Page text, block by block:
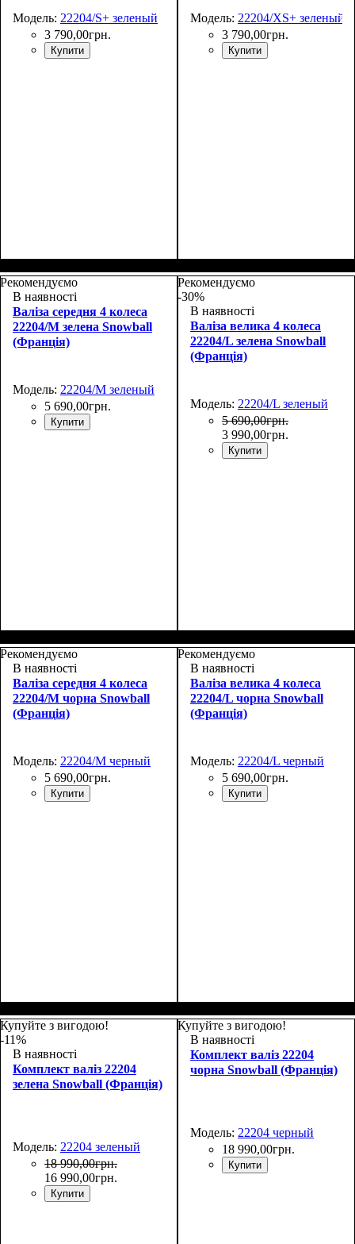
Модель: 22204/S+ зеленый
3 790,00грн.
Купити
55х37х20+5
Модель: 22204/XS+ зеленый
3 790,00грн.
Купити
48х30х20+5
Рекомендуємо
В наявності
Валіза середня 4 колеса
22204/M зелена Snowball
(Франція)
Модель: 22204/M зеленый
5 690,00грн.
Купити
69х43х27+4
Рекомендуємо
-30%
В наявності
Валіза велика 4 колеса
22204/L зелена Snowball
(Франція)
Модель: 22204/L зеленый
5 690,00грн.
3 990,00грн.
Купити
80х48х30+4
Рекомендуємо
В наявності
Валіза середня 4 колеса
22204/M чорна Snowball
(Франція)
Модель: 22204/M черный
5 690,00грн.
Купити
69х43х27+4
Рекомендуємо
В наявності
Валіза велика 4 колеса
22204/L чорна Snowball
(Франція)
Модель: 22204/L черный
5 690,00грн.
Купити
80х48х30+4
Купуйте з вигодою!
-11%
В наявності
Комплект валіз 22204
зелена Snowball (Франція)
Модель: 22204 зеленый
18 990,00грн.
16 990,00грн.
Купити
Купуйте з вигодою!
В наявності
Комплект валіз 22204
чорна Snowball (Франція)
Модель: 22204 черный
18 990,00грн.
Купити